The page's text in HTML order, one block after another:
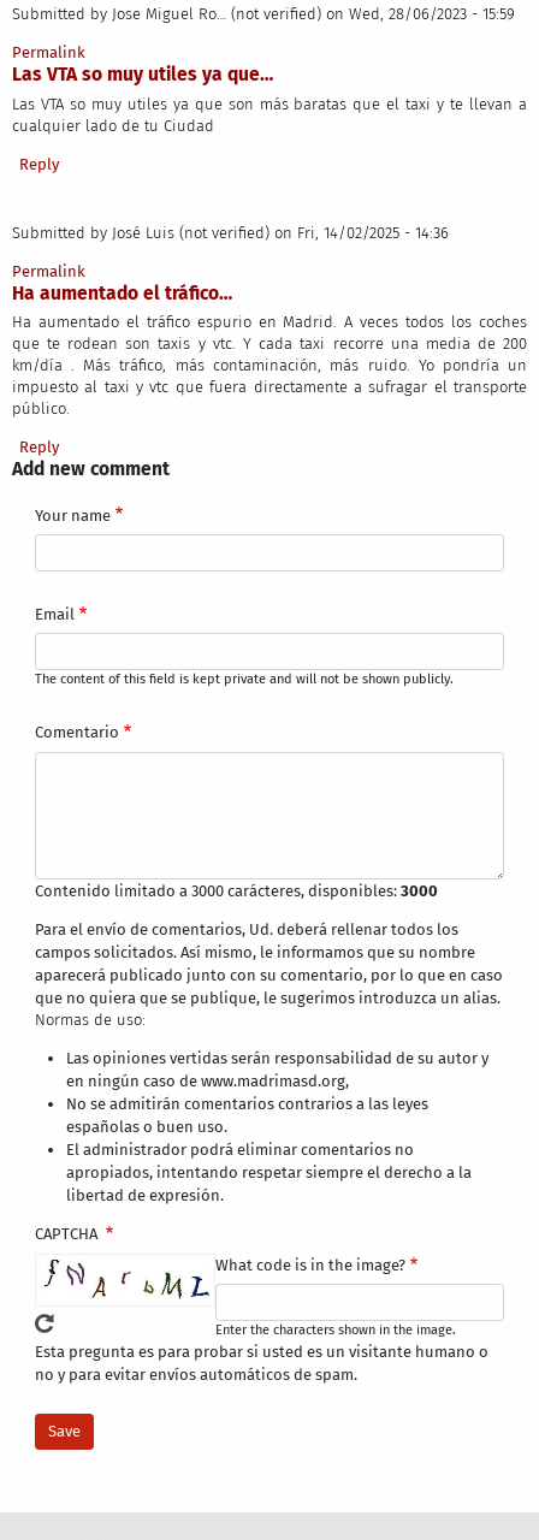
Submitted by Jose Miguel Ro… (not verified) on Wed, 28/06/2023 - 15:59
Permalink
Las VTA so muy utiles ya que…
Las VTA so muy utiles ya que son más baratas que el taxi y te llevan a
cualquier lado de tu Ciudad
Reply
Submitted by José Luis (not verified) on Fri, 14/02/2025 - 14:36
Permalink
Ha aumentado el tráfico…
Ha aumentado el tráfico espurio en Madrid. A veces todos los coches
que te rodean son taxis y vtc. Y cada taxi recorre una media de 200
km/día . Más tráfico, más contaminación, más ruido. Yo pondría un
impuesto al taxi y vtc que fuera directamente a sufragar el transporte
público.
Reply
Add new comment
Your name
Email
The content of this field is kept private and will not be shown publicly.
Comentario
Contenido limitado a 3000 carácteres, disponibles:3000
Para el envío de comentarios, Ud. deberá rellenar todos los
campos solicitados. Así mismo, le informamos que su nombre
aparecerá publicado junto con su comentario, por lo que en caso
que no quiera que se publique, le sugerimos introduzca un alias.
Normas de uso:
Las opiniones vertidas serán responsabilidad de su autor y
en ningún caso de www.madrimasd.org,
No se admitirán comentarios contrarios a las leyes
españolas o buen uso.
El administrador podrá eliminar comentarios no
apropiados, intentando respetar siempre el derecho a la
libertad de expresión.
CAPTCHA
What code is in the image?
Enter the characters shown in the image.
Esta pregunta es para probar si usted es un visitante humano o
no y para evitar envíos automáticos de spam.